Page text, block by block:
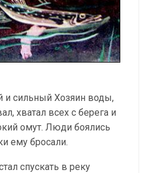
и сильный Хозяин воды,
хватал всех с берега и
омут. Люди боялись
ему бросали.
спускать в реку